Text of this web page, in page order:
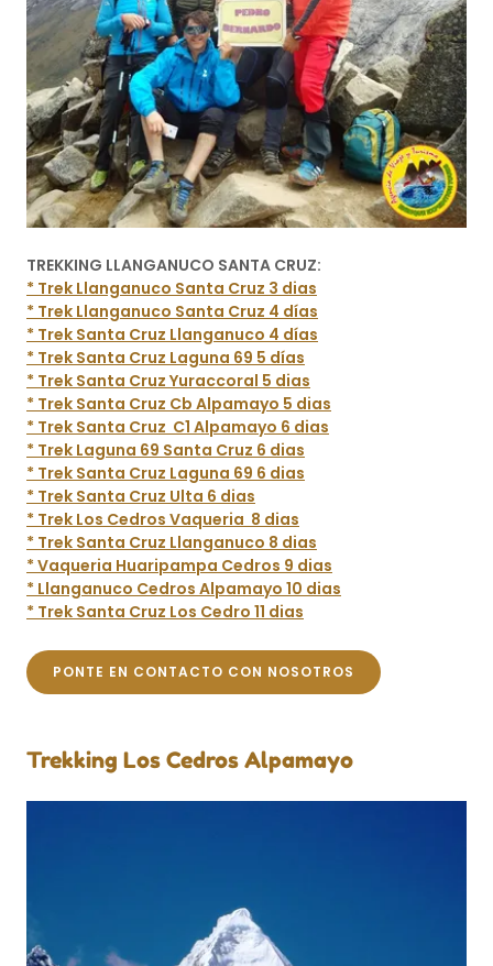
TREKKING LLANGANUCO SANTA CRUZ:
* Trek Llanganuco Santa Cruz 3 dias
* Trek Llanganuco Santa Cruz 4 días
* Trek Santa Cruz Llanganuco 4 días
* Trek Santa Cruz Laguna 69 5 días
* Trek Santa Cruz Yuraccoral 5 dias
* Trek Santa Cruz Cb Alpamayo 5 dias
* Trek Santa Cruz C1 Alpamayo 6 dias
* Trek Laguna 69 Santa Cruz 6 dias
* Trek Santa Cruz Laguna 69 6 dias
* Trek Santa Cruz Ulta 6 dias
* Trek Los Cedros Vaqueria 8 dias
* Trek Santa Cruz Llanganuco 8 dias
* Vaqueria Huaripampa Cedros 9 dias
* Llanganuco Cedros Alpamayo 10 dias
* Trek Santa Cruz Los Cedro 11 dias
PONTE EN CONTACTO CON NOSOTROS
Trekking Los Cedros Alpamayo